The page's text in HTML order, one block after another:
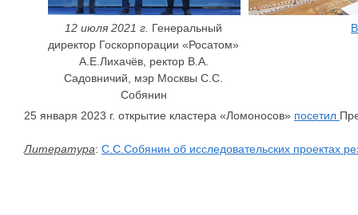
12 июля 2021 г. Генеральный
директор Госкорпорации «Росатом»
А.Е.Лихачёв, ректор В.А.
Садовничий, мэр Москвы С.С.
Собянин
25 января 2023 г. открытие кластера «Ломоносов» посетил
Литература: С.С.Собянин об исследовательских проектах